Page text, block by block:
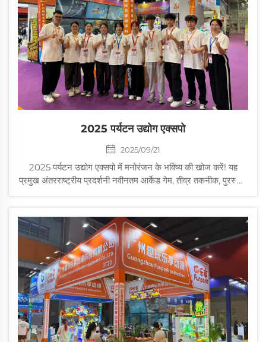
2025 पर्यटन उद्योग एक्सपो
2025/09/21
2025 पर्यटन उद्योग एक्सपो में मनोरंजन के भविष्य की खोज करें! यह
प्रमुख अंतरराष्ट्रीय प्रदर्शनी नवीनतम आर्केड गेम, तीव्र तकनीक, पुरस्कार